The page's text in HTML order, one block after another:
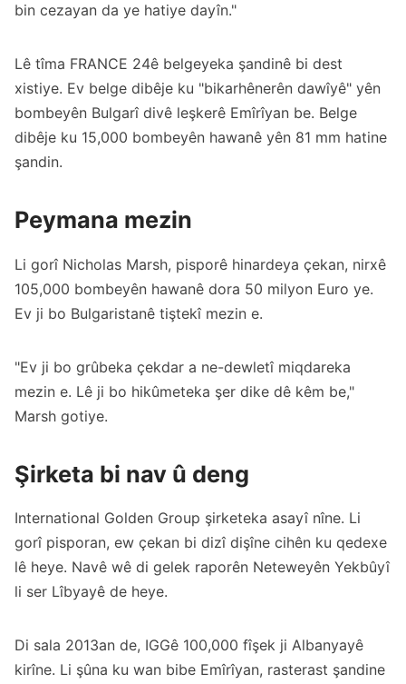
bin cezayan da ye hatiye dayîn."
Lê tîma FRANCE 24ê belgeyeka şandinê bi dest
xistiye. Ev belge dibêje ku "bikarhênerên dawîyê" yên
bombeyên Bulgarî divê leşkerê Emîrîyan be. Belge
dibêje ku 15,000 bombeyên hawanê yên 81 mm hatine
şandin.
Peymana mezin
Li gorî Nicholas Marsh, pisporê hinardeya çekan, nirxê
105,000 bombeyên hawanê dora 50 milyon Euro ye.
Ev ji bo Bulgaristanê tiştekî mezin e.
"Ev ji bo grûbeka çekdar a ne-dewletî miqdareka
mezin e. Lê ji bo hikûmeteka şer dike dê kêm be,"
Marsh gotiye.
Şirketa bi nav û deng
International Golden Group şirketeka asayî nîne. Li
gorî pisporan, ew çekan bi dizî dişîne cihên ku qedexe
lê heye. Navê wê di gelek raporên Neteweyên Yekbûyî
li ser Lîbyayê de heye.
Di sala 2013an de, IGGê 100,000 fîşek ji Albanyayê
kirîne. Li şûna ku wan bibe Emîrîyan, rasterast şandine